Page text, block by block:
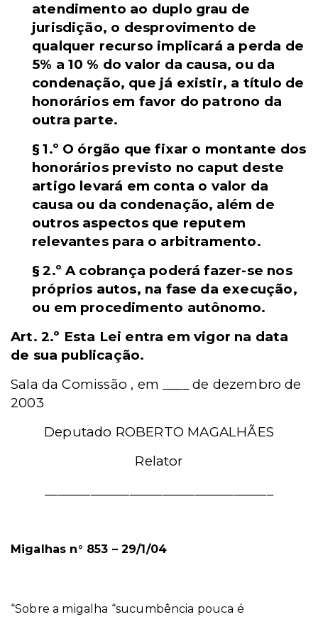
atendimento ao duplo grau de
jurisdição, o desprovimento de
qualquer recurso implicará a perda de
5% a 10 % do valor da causa, ou da
condenação, que já existir, a título de
honorários em favor do patrono da
outra parte.
§ 1.º O órgão que fixar o montante dos
honorários previsto no caput deste
artigo levará em conta o valor da
causa ou da condenação, além de
outros aspectos que reputem
relevantes para o arbitramento.
§ 2.º A cobrança poderá fazer-se nos
próprios autos, na fase da execução,
ou em procedimento autônomo.
Art. 2.º Esta Lei entra em vigor na data
de sua publicação.
Sala da Comissão , em ____
de dezembro de
2003
Deputado ROBERTO MAGALHÃES
Relator
Migalhas n° 853 – 29/1/04
“Sobre a migalha “sucumbência pouca é